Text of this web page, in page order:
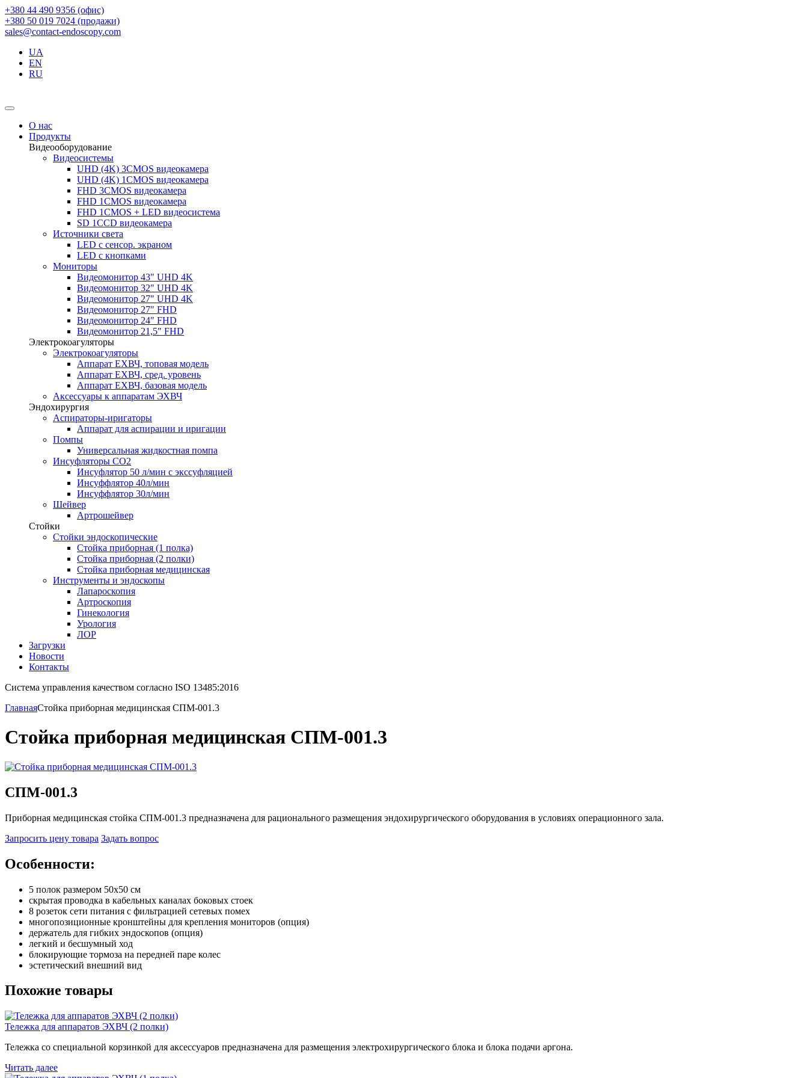
+380 44 490 9356 (офис)
+380 50 019 7024 (продажи)
sales@contact-endoscopy.com
UA
EN
RU
О нас
Продукты
Видеооборудование
Видеосистемы
UHD (4K) 3CMOS видеокамера
UHD (4K) 1CMOS видеокамера
FHD 3CMOS видеокамера
FHD 1CMOS видеокамера
FHD 1CMOS + LED видеосистема
SD 1CCD видеокамера
Источники света
LED с сенсор. экраном
LED с кнопками
Мониторы
Видеомонитор 43″ UHD 4K
Видеомонитор 32″ UHD 4K
Видеомонитор 27″ UHD 4K
Видеомонитор 27″ FHD
Видеомонитор 24″ FHD
Видеомонитор 21,5″ FHD
Электрокоагуляторы
Электрокоагуляторы
Аппарат ЕХВЧ, топовая модель
Аппарат ЕХВЧ, сред. уровень
Аппарат ЕХВЧ, базовая модель
Аксессуары к аппаратам ЭХВЧ
Эндохирургия
Аспираторы-иригаторы
Аппарат для аспирации и иригации
Помпы
Универсальная жидкостная помпа
Инсуфляторы СО2
Инсуфлятор 50 л/мин с экссуфляцией
Инсуффлятор 40л/мин
Инсуффлятор 30л/мин
Шейвер
Артрошейвер
Стойки
Стойки эндоскопические
Стойка приборная (1 полка)
Стойка приборная (2 полки)
Стойка приборная медицинская
Инструменты и эндоскопы
Лапароскопия
Артроскопия
Гинекология
Урология
ЛОР
Загрузки
Новости
Контакты
Система управления качеством согласно ISO 13485:2016
ГлавнаяСтойка приборная медицинская СПМ-001.3
Стойка приборная медицинская СПМ-001.3
СПМ-001.3
Приборная медицинская стойка СПМ-001.3 предназначена для рационального размещения эндохирургического оборудования в условиях операционного зала.
Запросить цену товара Задать вопрос
Особенности:
5 полок размером 50х50 см
скрытая проводка в кабельных каналах боковых стоек
8 розеток сети питания с фильтрацией сетевых помех
многопозиционные кронштейны для крепления мониторов (опция)
держатель для гибких эндоскопов (опция)
легкий и бесшумный ход
блокирующие тормоза на передней паре колес
эстетический внешний вид
Похожие товары
Тележка для аппаратов ЭХВЧ (2 полки)
Тележка со специальной корзинкой для аксессуаров предназначена для размещения электрохирургического блока и блока подачи аргона.
Читать далее